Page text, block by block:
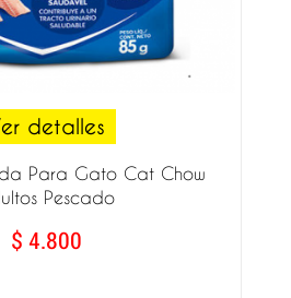
detalles
Para Gato Cat Chow
Pescado
$ 4.800